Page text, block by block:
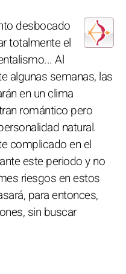
desbocado
totalmente el
Al
algunas semanas, las
en un clima
romántico pero
natural.
complicado en el
este periodo y no
riesgos en estos
para entonces,
sin buscar